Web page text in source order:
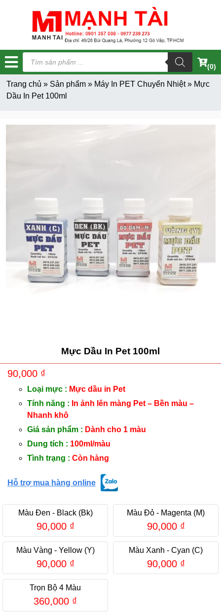
Tìm
kiếm
sản
phẩm
(0)
Trang chủ » Sản phẩm» Máy In PET Chuyển Nhiệt» Mực
Dầu In Pet 100ml
Mực Dầu In Pet 100ml
90,000 ₫
Loại mực : Mực dầu in Pet
Tính năng : In ảnh lên màng Pet – Bền màu –
Nhanh khô
Giá sản phẩm : Dành cho 1 màu
Dung tích : 100ml/màu
Tình trạng : Còn hàng
Hỗ trợ mua hàng online
Màu Đen - Black (Bk)
90,000 ₫
Màu Đỏ - Magenta (M)
90,000 ₫
Màu Vàng - Yellow (Y)
90,000 ₫
Màu Xanh - Cyan (C)
90,000 ₫
Trọn Bộ 4 Màu
360,000 ₫